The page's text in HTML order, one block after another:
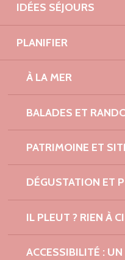
IDÉES SÉJOURS
PLANIFIER
À LA MER
BALADES ET
PATRIMOINE ET
DÉGUSTATION ET
IL PLEUT ? RIEN À
ACCESSIBILITÉ :
notre crème
dernière
subtile du
et d'un nappage
une
gastronomiques de